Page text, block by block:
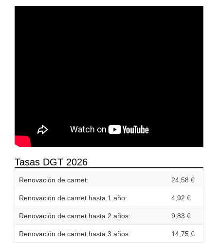
Tasas DGT 2026
Renovación de carnet: 24,58 €
Renovación de carnet hasta 1 año: 4,92 €
Renovación de carnet hasta 2 años: 9,83 €
Renovación de carnet hasta 3 años: 14,75 €